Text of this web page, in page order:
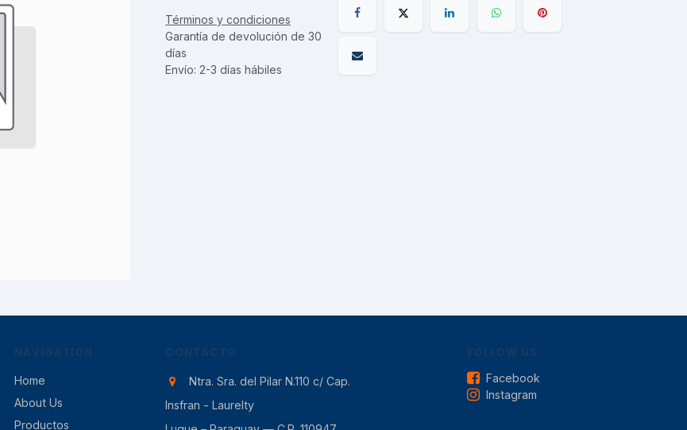
Términos y condiciones
Garantía de devolución de 30
días
Envío: 2-3 días hábiles
NAVIGATION
Home
About Us
Productos
CONTACTO
Ntra. Sra. del Pilar N.110 c/ Cap.
Insfran - Laurelty
FOLLOW US
Facebook
Instagram